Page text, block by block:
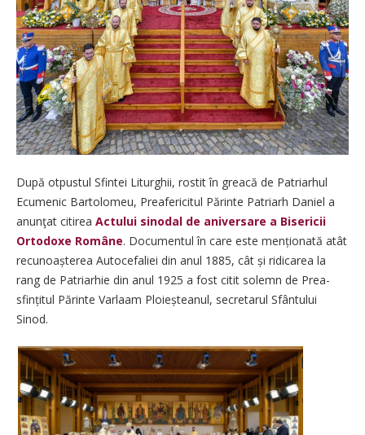
După otpustul Sfintei Liturghii, rostit în greacă de Patriarhul
Ecumenic Bartolomeu, Preafericitul Părinte Patriarh Daniel a
anunţat citirea Actului sinodal de aniversare a Bisericii
Ortodoxe Române. Documentul în care este mențio­nată atât
recunoașterea Autocefaliei din anul 1885, cât și ridicarea la
rang de Patriarhie din anul 1925 a fost citit solemn de Prea­
sfințitul Părinte Varlaam Ploieș­teanul, secretarul Sfântului
Sinod.